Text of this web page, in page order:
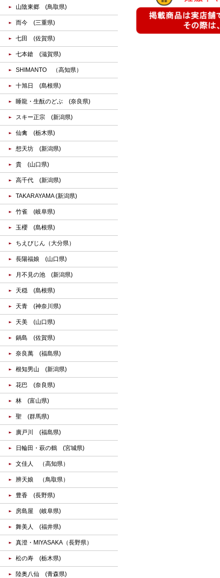
山陰東郷 (鳥取県)
而今 (三重県)
七田 (佐賀県)
七本鎗 (滋賀県)
SHIMANTO （高知県）
十旭日 (島根県)
睡龍・生酛のどぶ (奈良県)
スキー正宗 (新潟県)
仙禽 (栃木県)
想天坊 (新潟県)
貴 (山口県)
高千代 (新潟県)
TAKARAYAMA (新潟県)
竹雀 (岐阜県)
玉櫻 (島根県)
ちえびじん（大分県）
長陽福娘 (山口県)
月不見の池 (新潟県)
天穏 (島根県)
天青 (神奈川県)
天美 (山口県)
鍋島 (佐賀県)
奈良萬 (福島県)
根知男山 (新潟県)
花巴 (奈良県)
林 (富山県)
聖 (群馬県)
廣戸川 (福島県)
日輪田・萩の鶴 (宮城県)
文佳人 （高知県）
辨天娘 （鳥取県）
豊香 (長野県)
房島屋 (岐阜県)
舞美人 (福井県)
真澄・MIYASAKA（長野県）
松の寿 (栃木県)
陸奥八仙 (青森県)